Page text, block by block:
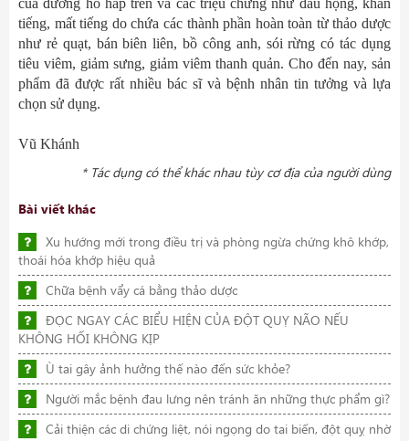
của đường hô hấp trên và các triệu chứng như đau họng, khản
tiếng, mất tiếng do chứa các thành phần hoàn toàn từ thảo dược
như rẻ quạt, bán biên liên, bồ công anh, sói rừng có tác dụng
tiêu viêm, giảm sưng, giảm viêm thanh quản. Cho đến nay, sản
phẩm đã được rất nhiều bác sĩ và bệnh nhân tin tưởng và lựa
chọn sử dụng.
Vũ Khánh
* Tác dụng có thể khác nhau tùy cơ địa của người dùng
Bài viết khác
Xu hướng mới trong điều trị và phòng ngừa chứng khô khớp,
thoái hóa khớp hiệu quả
Chữa bệnh vẩy cá bằng thảo dược
ĐỌC NGAY CÁC BIỂU HIỆN CỦA ĐỘT QUỴ NÃO NẾU
KHÔNG HỐI KHÔNG KỊP
Ù tai gây ảnh hưởng thế nào đến sức khỏe?
Người mắc bệnh đau lưng nên tránh ăn những thực phẩm gì?
Cải thiện các di chứng liệt, nói ngọng do tai biến, đột quỵ nhờ